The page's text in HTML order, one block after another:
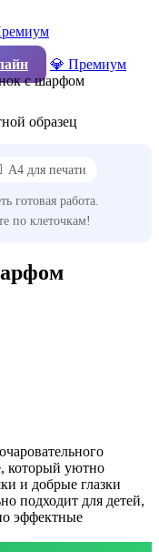
💎 Премиум
с шарфом
А4 для печати
готовая работа.
по клеточкам!
который уютно
и добрые глазки
подходит для детей,
эффектные